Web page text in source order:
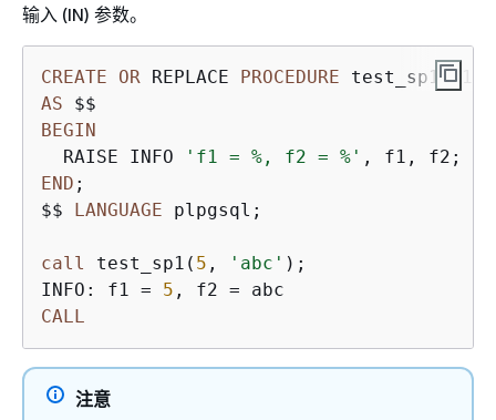
输入 (IN) 参数。
CREATE OR REPLACE PROCEDURE test_sp1(f1
AS
BEGIN
  RAISE INFO
'f1 = %, f2 = %'
END ;
$$ LANGUAGE plpgsql;
call test_sp1( 5 , 'abc' );
INFO: f1 = 5 , f2 =
CALL
注意